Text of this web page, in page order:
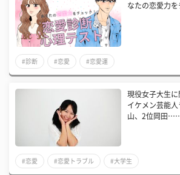
なたの恋愛力を
#診断 #恋愛 #恋愛運
現役女子大生
イケメン芸能
山、2位岡田
#恋愛 #恋愛トラブル #大学生